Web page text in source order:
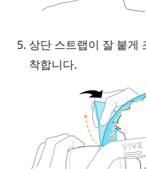
상단 스트랩이 잘 붙게
착합니다.